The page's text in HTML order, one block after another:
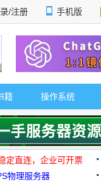
/注册 手机版
商业广告，理性选择
籍 操作系统
定直连，企业可开票
物理服务器